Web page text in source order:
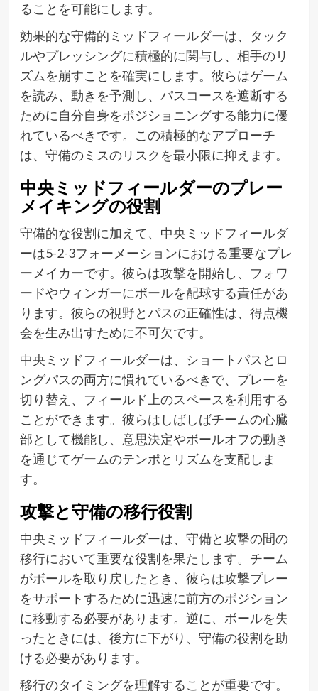
ることを可能にします。
効果的な守備的ミッドフィールダーは、タック
ルやプレッシングに積極的に関与し、相手のリ
ズムを崩すことを確実にします。彼らはゲーム
を読み、動きを予測し、パスコースを遮断する
ために自分自身をポジショニングする能力に優
れているべきです。この積極的なアプローチ
は、守備のミスのリスクを最小限に抑えます。
中央ミッドフィールダーのプレー
メイキングの役割
守備的な役割に加えて、中央ミッドフィールダ
ーは5-2-3フォーメーションにおける重要なプレ
ーメイカーです。彼らは攻撃を開始し、フォワ
ードやウィンガーにボールを配球する責任があ
ります。彼らの視野とパスの正確性は、得点機
会を生み出すために不可欠です。
中央ミッドフィールダーは、ショートパスとロ
ングパスの両方に慣れているべきで、プレーを
切り替え、フィールド上のスペースを利用する
ことができます。彼らはしばしばチームの心臓
部として機能し、意思決定やボールオフの動き
を通じてゲームのテンポとリズムを支配しま
す。
攻撃と守備の移行役割
中央ミッドフィールダーは、守備と攻撃の間の
移行において重要な役割を果たします。チーム
がボールを取り戻したとき、彼らは攻撃プレー
をサポートするために迅速に前方のポジション
に移動する必要があります。逆に、ボールを失
ったときには、後方に下がり、守備の役割を助
ける必要があります。
移行のタイミングを理解することが重要です。